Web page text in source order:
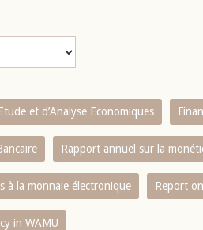
et d’Analyse Economiques
Rapport annuel sur la
à la monnaie électronique Report
in WAMU